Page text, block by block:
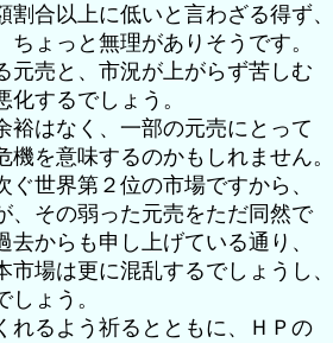
合以上に低いと言わざる得ず、
ょっと無理がありそうです。
売と、市況が上がらず苦しむ
するでしょう。
はなく、一部の元売にとって
を意味するのかもしれません。
世界第２位の市場ですから、
、その弱った元売をただ同然で
からも申し上げている通り、
場は更に混乱するでしょうし、
ょう。
るよう祈るとともに、ＨＰの